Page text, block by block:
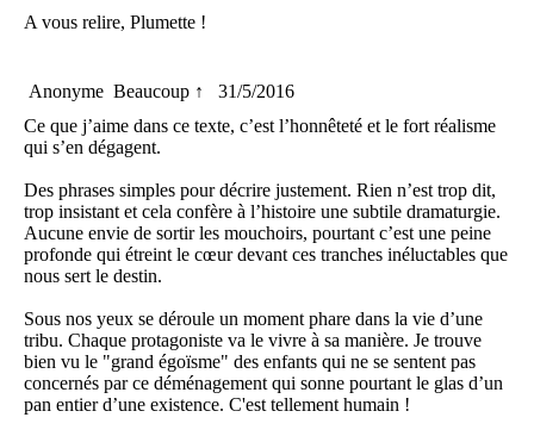
A vous relire, Plumette !
Anonyme Beaucoup ↑
31/5/2016
Ce que j’aime dans ce texte, c’est l’honnêteté et le fort réalisme
qui s’en dégagent.
Des phrases simples pour décrire justement. Rien n’est trop dit,
trop insistant et cela confère à l’histoire une subtile dramaturgie.
Aucune envie de sortir les mouchoirs, pourtant c’est une peine
profonde qui étreint le cœur devant ces tranches inéluctables que
nous sert le destin.
Sous nos yeux se déroule un moment phare dans la vie d’une
tribu. Chaque protagoniste va le vivre à sa manière. Je trouve
bien vu le "grand égoïsme" des enfants qui ne se sentent pas
concernés par ce déménagement qui sonne pourtant le glas d’un
pan entier d’une existence. C'est tellement humain !